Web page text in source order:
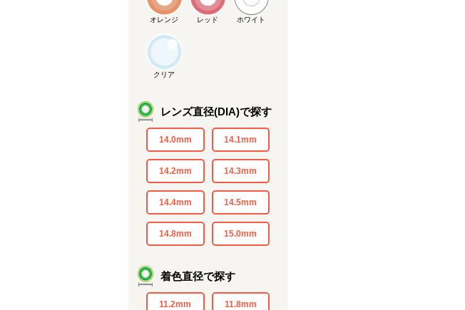
オレンジ レッド ホワイト
クリア
レンズ直径(DIA)で探す
14.0mm 14.1mm
14.2mm 14.3mm
14.4mm 14.5mm
14.8mm 15.0mm
着色直径で探す
11.2mm 11.8mm